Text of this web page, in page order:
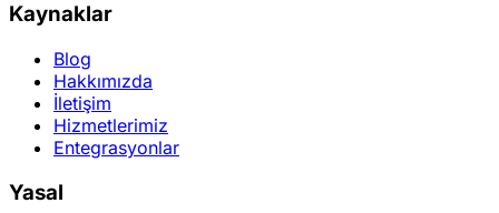
Kaynaklar
Blog
Hakkımızda
İletişim
Hizmetlerimiz
Entegrasyonlar
Yasal